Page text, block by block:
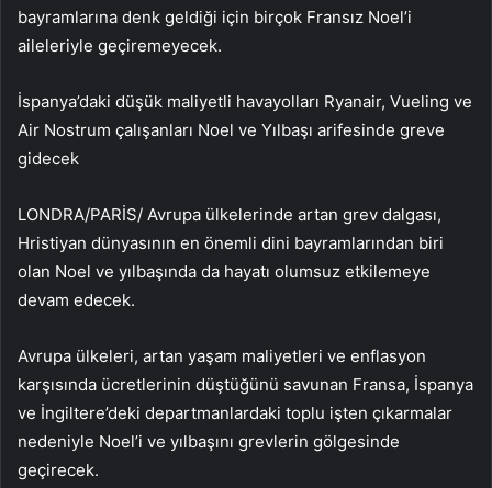
bayramlarına denk geldiği için birçok Fransız Noel’i
aileleriyle geçiremeyecek.
İspanya’daki düşük maliyetli havayolları Ryanair, Vueling ve
Air Nostrum çalışanları Noel ve Yılbaşı arifesinde greve
gidecek
LONDRA/PARİS/ Avrupa ülkelerinde artan grev dalgası,
Hristiyan dünyasının en önemli dini bayramlarından biri
olan Noel ve yılbaşında da hayatı olumsuz etkilemeye
devam edecek.
Avrupa ülkeleri, artan yaşam maliyetleri ve enflasyon
karşısında ücretlerinin düştüğünü savunan Fransa, İspanya
ve İngiltere’deki departmanlardaki toplu işten çıkarmalar
nedeniyle Noel’i ve yılbaşını grevlerin gölgesinde
geçirecek.